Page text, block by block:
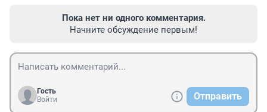
Пока нет ни одного комментария.
Начните обсуждение первым!
Гость
Войти
Отправить